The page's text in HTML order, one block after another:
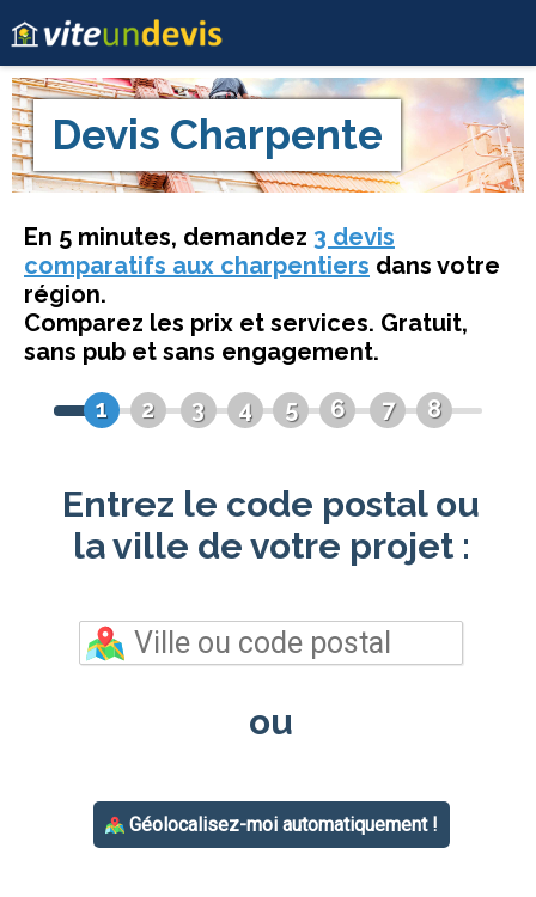
Devis Charpente
En 5 minutes, demandez 3 devis
comparatifs aux charpentiers dans votre
région.
Comparez les prix et services. Gratuit,
sans pub et sans engagement.
1
2 3 4 5 6 7 8
Entrez le code postal ou
la ville de votre projet :
ou
Géolocalisez-moi automatiquement !